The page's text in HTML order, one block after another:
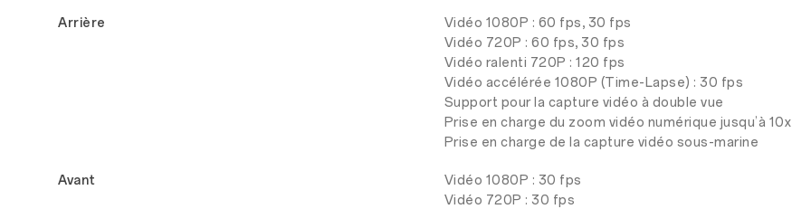
Arrière
Vidéo 1080P : 60 fps, 30 fps
Vidéo 720P : 60 fps, 30 fps
Vidéo ralenti 720P : 120 fps
Vidéo accélérée 1080P (Time-Lapse) : 30 fps
Support pour la capture vidéo à double vue
Prise en charge du zoom vidéo numérique jusqu’à 10x
Prise en charge de la capture vidéo sous-marine
Avant
Vidéo 1080P : 30 fps
Vidéo 720P : 30 fps